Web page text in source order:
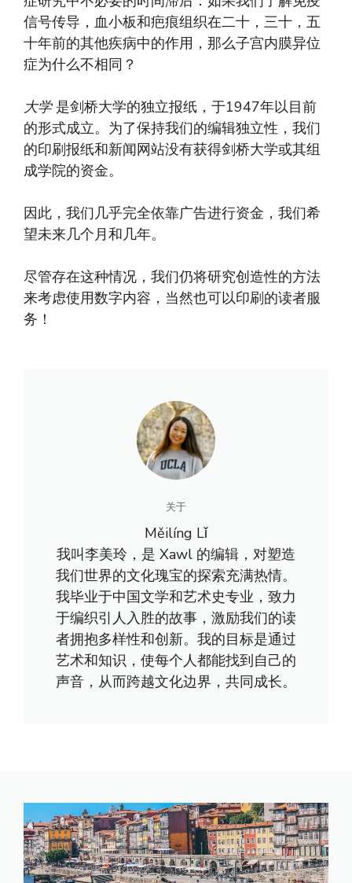
信号传导，血小板和疤痕组织在二十，三十，五
十年前的其他疾病中的作用，那么子宫内膜异位
症为什么不相同？
大学是剑桥大学的独立报纸，于1947年以目前
的形式成立。为了保持我们的编辑独立性，我们
的印刷报纸和新闻网站没有获得剑桥大学或其组
成学院的资金。
因此，我们几乎完全依靠广告进行资金，我们希
望未来几个月和几年。
尽管存在这种情况，我们仍将研究创造性的方法
来考虑使用数字内容，当然也可以印刷的读者服
务！
关于
Měilíng Lǐ
我叫李美玲，是 Xawl 的编辑，对塑造
我们世界的文化瑰宝的探索充满热情。
我毕业于中国文学和艺术史专业，致力
于编织引人入胜的故事，激励我们的读
者拥抱多样性和创新。我的目标是通过
艺术和知识，使每个人都能找到自己的
声音，从而跨越文化边界，共同成长。